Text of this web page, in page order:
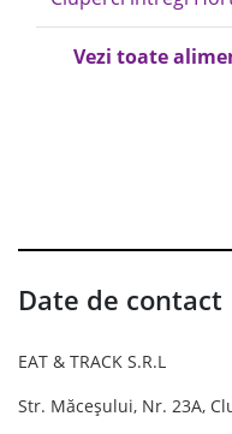
Vezi toate
Date de contact
EAT & TRACK S.R.L
Str. Măceșului, Nr. 23A,